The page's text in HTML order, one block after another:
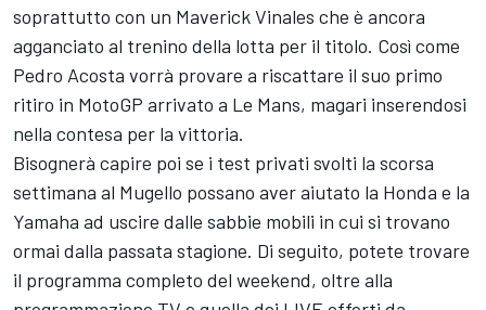
soprattutto con un Maverick Vinales che è ancora
agganciato al trenino della lotta per il titolo. Così come
Pedro Acosta vorrà provare a riscattare il suo primo
ritiro in MotoGP arrivato a Le Mans, magari inserendosi
nella contesa per la vittoria.
Bisognerà capire poi se i test privati svolti la scorsa
settimana al Mugello possano aver aiutato la Honda e la
Yamaha ad uscire dalle sabbie mobili in cui si trovano
ormai dalla passata stagione. Di seguito, potete trovare
il programma completo del weekend, oltre alla